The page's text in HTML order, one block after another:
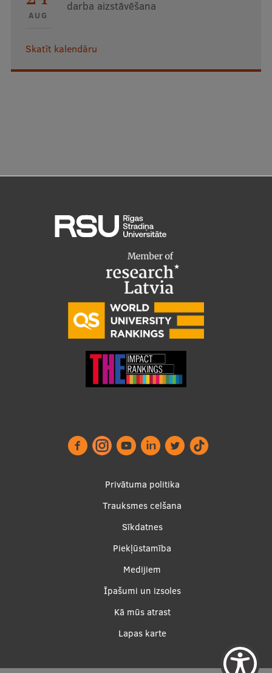
AUG
darba aizstāvēšana
Skatīt kalendāru
Privātuma politika
Trauksmes celšana
Sīkdatnes
Piekļūstamība
Medijiem
Īpašumi un izsoles
Kā mūs atrast
Lapas karte